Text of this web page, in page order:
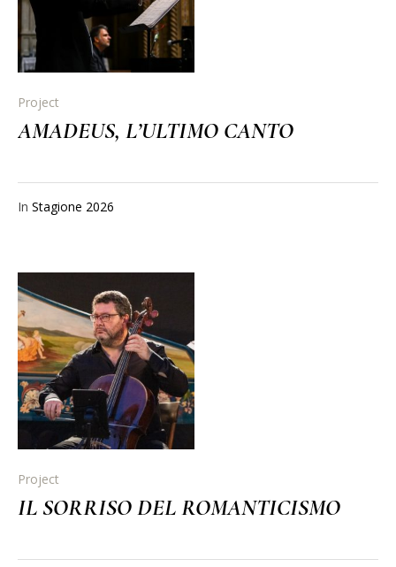
Project
AMADEUS, L’ULTIMO CANTO
In Stagione 2026
Project
IL SORRISO DEL ROMANTICISMO